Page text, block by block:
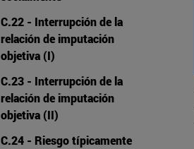
C.22 - Interrupción de la
relación de imputación
objetiva (I)
C.23 - Interrupción de la
relación de imputación
objetiva (II)
C.24 - Riesgo típicamente